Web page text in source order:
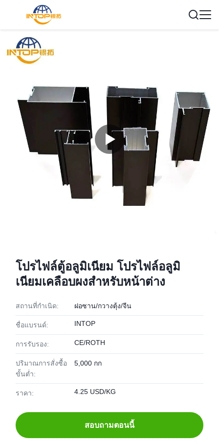
โปรไฟล์ตู้อลูมิเนียม โปรไฟล์อลูมิ
เนียมเคลือบผงสําหรับหน้าต่าง
สถานที่กำเนิด: ฝอซาน/กวางตุ้ง/จีน
ชื่อแบรนด์: INTOP
การรับรอง: CE/ROTH
ปริมาณการสั่งซื้อ
ขั้นต่ำ:
5,000 กก
ราคา: 4.25 USD/KG
สอบถามตอนนี้